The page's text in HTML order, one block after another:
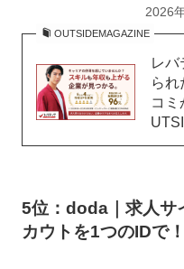
2026
OUTSIDEMAGAZINE
レ
られ
コミ
5位：doda｜求人サ
カウトを1つのIDで